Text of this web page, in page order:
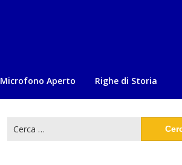
Microfono Aperto Righe di Storia
per: